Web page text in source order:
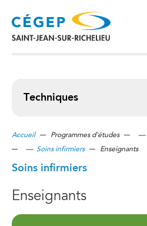
contenu
principal
Techniques
Accueil Programmes d'études —
— Soins infirmiers Enseignants
Soins infirmiers
Enseignants